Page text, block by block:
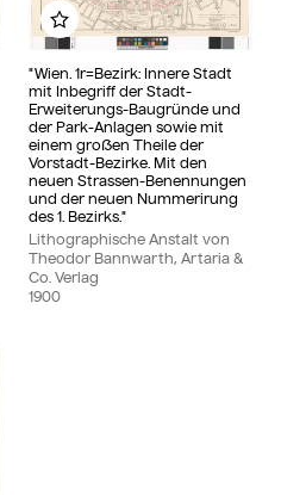
"Wien. 1r=Bezirk: Innere Stadt
mit Inbegriff der Stadt-
Erweiterungs-Baugründe und
der Park-Anlagen sowie mit
einem großen Theile der
Vorstadt-Bezirke. Mit den
neuen Strassen-Benennungen
und der neuen Nummerirung
des 1. Bezirks."
Lithographische Anstalt von
Theodor Bannwarth, Artaria &
Co. Verlag
1900
Zu meinem Album